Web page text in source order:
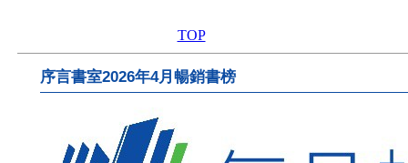
TOP
序言書室2026年4月暢銷書榜